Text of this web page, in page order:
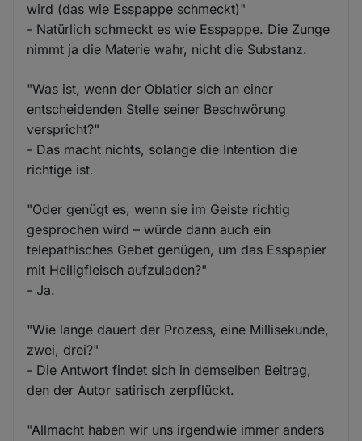
wird (das wie Esspappe schmeckt)"
- Natürlich schmeckt es wie Esspappe. Die Zunge
nimmt ja die Materie wahr, nicht die Substanz.
"Was ist, wenn der Oblatier sich an einer
entscheidenden Stelle seiner Beschwörung
verspricht?"
- Das macht nichts, solange die Intention die
richtige ist.
"Oder genügt es, wenn sie im Geiste richtig
gesprochen wird – würde dann auch ein
telepathisches Gebet genügen, um das Esspapier
mit Heiligfleisch aufzuladen?"
- Ja.
"Wie lange dauert der Prozess, eine Millisekunde,
zwei, drei?"
- Die Antwort findet sich in demselben Beitrag,
den der Autor satirisch zerpflückt.
"Allmacht haben wir uns irgendwie immer anders